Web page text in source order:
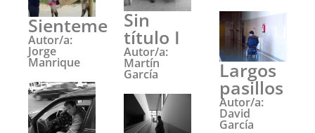
Sienteme
Autor/a:
Jorge
Manrique
Sin
título I
Autor/a:
Martín
García Largos
pasillos
Autor/a:
David
García